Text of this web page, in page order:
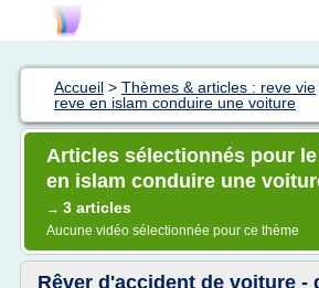
Accueil > Thèmes & articles : reve vie
reve en islam conduire une voiture
Articles sélectionnés pour
en islam conduire une
→ 3 articles
Aucune vidéo sélectionnée pour ce thème
Rêver d'accident de voiture -